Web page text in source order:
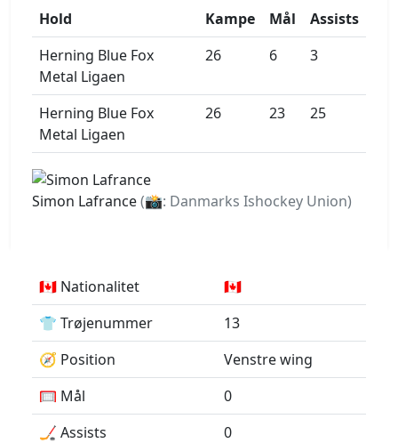
Hold Kampe Mål
Assists
Herning Blue Fox
Metal Ligaen
26 6 3
Herning Blue Fox
Metal Ligaen
26 23 25
Simon Lafrance(📸: Danmarks Ishockey Union)
🇨🇦 Nationalitet
🇨🇦
👕 Trøjenummer
13
🧭 Position
Venstre wing
🥅 Mål
0
🏒 Assists
0